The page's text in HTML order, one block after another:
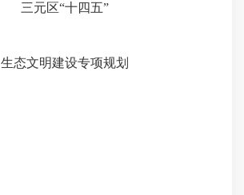
三元区“十四五”
生态文明建设专项规划